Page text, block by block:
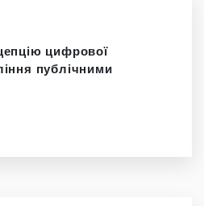
цифрової
публічними